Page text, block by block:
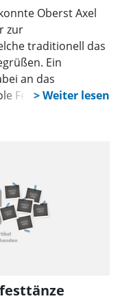
Oberst Axel
zur
traditionell das
Ein
an das
Fechner mit
Grobelny und
konnten.